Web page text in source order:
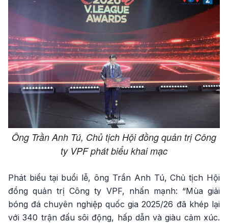
Ông Trần Anh Tú, Chủ tịch Hội đồng quản trị Công
ty VPF phát biểu khai mạc
Phát biểu tại buổi lễ, ông Trần Anh Tú, Chủ tịch Hội
đồng quản trị Công ty VPF, nhấn mạnh: “Mùa giải
bóng đá chuyên nghiệp quốc gia 2025/26 đã khép lại
với 340 trận đấu sôi động, hấp dẫn và giàu cảm xúc.